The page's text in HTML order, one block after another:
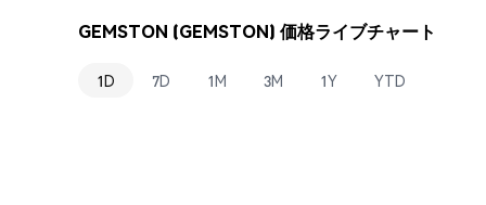
GEMSTON (GEMSTON) 価格ライブチャート
1D 7D 1M 3M 1Y YTD